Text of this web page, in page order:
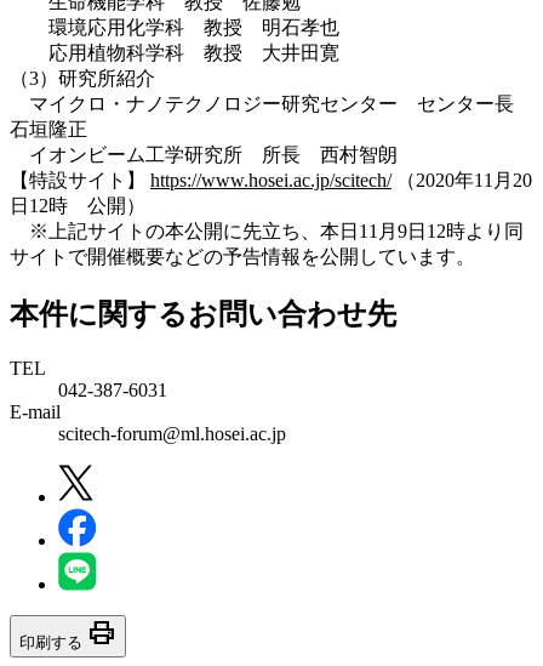
環境応用化学科 教授 明石孝也
応用植物科学科 教授 大井田寛
（3）研究所紹介
マイクロ・ナノテクノロジー研究センター センター長
石垣隆正
イオンビーム工学研究所 所長 西村智朗
【特設サイト】 https://www.hosei.ac.jp/scitech/（2020年11月20
日12時 公開）
※上記サイトの本公開に先立ち、本日11月9日12時より同
サイトで開催概要などの予告情報を公開しています。
本件に関するお問い合わせ先
TEL
042-387-6031
E-mail
scitech-forum@ml.hosei.ac.jp
印刷する print